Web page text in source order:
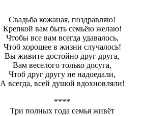
Свадьба кожаная, поздравляю!
Крепкой вам быть семьёю желаю!
Чтобы все вам всегда удавалось,
Чтоб хорошее в жизни случалось!
Вы живите достойно друг друга,
Вам веселого только досуга,
Чтоб друг другу не надоедали,
А всегда, всей душой вдохновляли!
****
Три полных года семья живёт